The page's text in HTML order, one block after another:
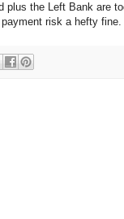
plus the Left Bank are
risk a hefty fine.